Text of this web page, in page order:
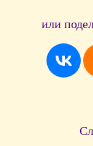
или